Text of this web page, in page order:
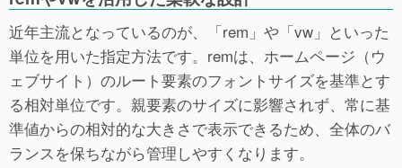
近年主流となっているのが、「rem」や「vw」といった
単位を用いた指定方法です。remは、ホームページ（ウ
ェブサイト）のルート要素のフォントサイズを基準とす
る相対単位です。親要素のサイズに影響されず、常に基
準値からの相対的な大きさで表示できるため、全体のバ
ランスを保ちながら管理しやすくなります。